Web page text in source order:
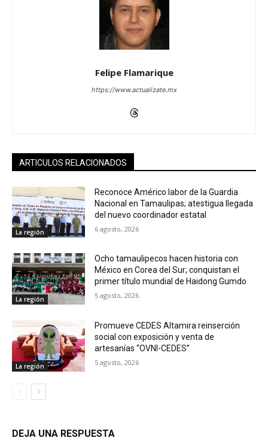
Felipe Flamarique
https://www.actualizate.mx
ARTICULOS RELACIONADOS
La región
Reconoce Américo labor de la Guardia
Nacional en Tamaulipas; atestigua llegada
del nuevo coordinador estatal
6 agosto, 2026
La región
Ocho tamaulipecos hacen historia con
México en Corea del Sur; conquistan el
primer título mundial de Haidong Gumdo
5 agosto, 2026
La región
Promueve CEDES Altamira reinserción
social con exposición y venta de
artesanías “OVNI-CEDES”
5 agosto, 2026
DEJA UNA RESPUESTA